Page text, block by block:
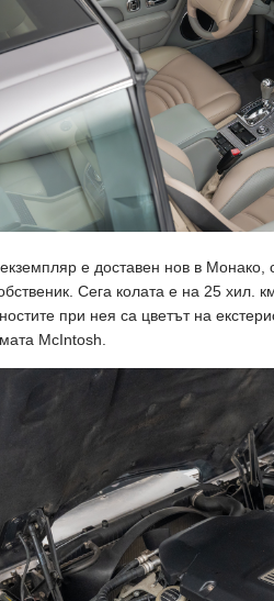
е доставен нов в Монако,
Сега колата е на 25 хил.
при нея са цветът на
McIntosh.